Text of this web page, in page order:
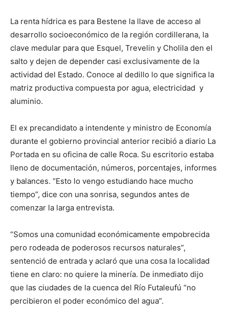
La renta hídrica es para Bestene la llave de acceso al
desarrollo socioeconómico de la región cordillerana, la
clave medular para que Esquel, Trevelin y Cholila den el
salto y dejen de depender casi exclusivamente de la
actividad del Estado. Conoce al dedillo lo que significa la
matriz productiva compuesta por agua, electricidad y
aluminio.
El ex precandidato a intendente y ministro de Economía
durante el gobierno provincial anterior recibió a diario La
Portada en su oficina de calle Roca. Su escritorio estaba
lleno de documentación, números, porcentajes, informes
y balances. “Esto lo vengo estudiando hace mucho
tiempo”, dice con una sonrisa, segundos antes de
comenzar la larga entrevista.
“Somos una comunidad económicamente empobrecida
pero rodeada de poderosos recursos naturales”,
sentenció de entrada y aclaró que una cosa la localidad
tiene en claro: no quiere la minería. De inmediato dijo
que las ciudades de la cuenca del Río Futaleufú “no
percibieron el poder económico del agua”.